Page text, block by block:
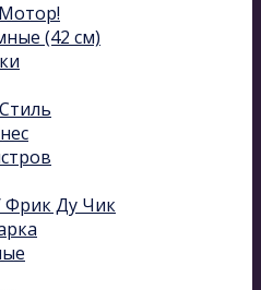
(42 см)
Ду Чик